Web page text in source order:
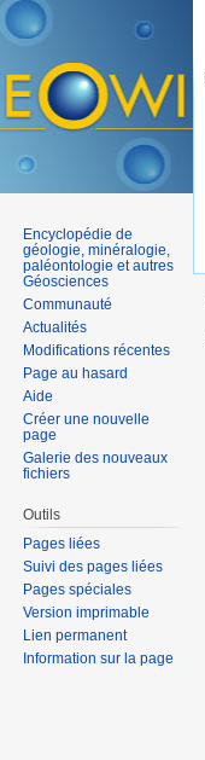
Encyclopédie de
géologie, minéralogie,
paléontologie et autres
Géosciences
Communauté
Actualités
Modifications récentes
Page au hasard
Aide
Créer une nouvelle
page
Galerie des nouveaux
fichiers
Outils
Pages liées
Suivi des pages liées
Pages spéciales
Version imprimable
Lien permanent
Information sur la page